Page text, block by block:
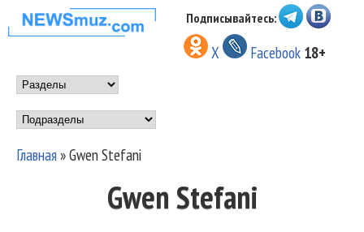
Перейти к основному
содержанию
НОВОСТИ
МУЗЫКИ И
ШОУ БИЗНЕСА
NEWSMUZ.COM
Подписывайтесь:
X Facebook 18+
Main menu
Подразделы
Главная»Gwen Stefani
Gwen Stefani